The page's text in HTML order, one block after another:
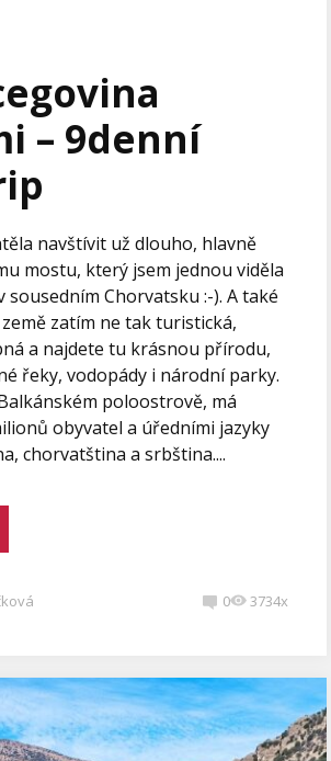
– 9denní
navštívit už dlouho, hlavně
mostu, který jsem jednou viděla
sousedním Chorvatsku :-). A také
zatím ne tak turistická,
a najdete tu krásnou přírodu,
řeky, vodopády i národní parky.
poloostrově, má
obyvatel a úředními jazyky
chorvatština a srbština....
0 3734x